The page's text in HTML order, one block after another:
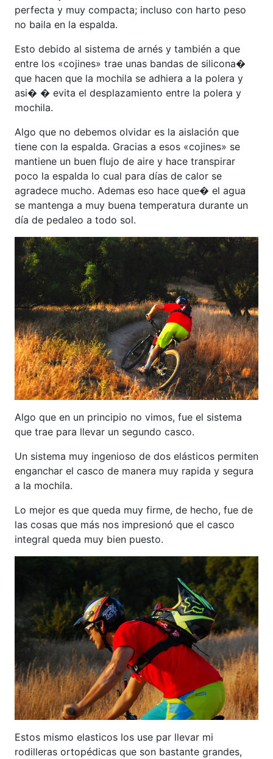
perfecta y muy compacta; incluso con harto peso
no baila en la espalda.
Esto debido al sistema de arnés y también a que
entre los «cojines» trae unas bandas de silicona�
que hacen que la mochila se adhiera a la polera y
asi� � evita el desplazamiento entre la polera y
mochila.
Algo que no debemos olvidar es la aislación que
tiene con la espalda. Gracias a esos «cojines» se
mantiene un buen flujo de aire y hace transpirar
poco la espalda lo cual para días de calor se
agradece mucho. Ademas eso hace que� el agua
se mantenga a muy buena temperatura durante un
día de pedaleo a todo sol.
Algo que en un principio no vimos, fue el sistema
que trae para llevar un segundo casco.
Un sistema muy ingenioso de dos elásticos permiten
enganchar el casco de manera muy rapida y segura
a la mochila.
Lo mejor es que queda muy firme, de hecho, fue de
las cosas que más nos impresionó que el casco
integral queda muy bien puesto.
Estos mismo elasticos los use par llevar mi
rodilleras ortopédicas que son bastante grandes,